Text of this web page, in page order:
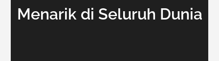
Menarik di Seluruh Dunia